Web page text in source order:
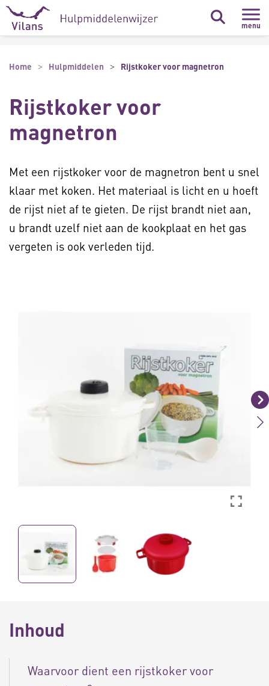
Naar hoofdinhoud
Naar footer
menu
Home Hulpmiddelen Rijstkoker voor magnetron
Rijstkoker voor
magnetron
Met een rijstkoker voor de magnetron bent u snel
klaar met koken. Het materiaal is licht en u hoeft
de rijst niet af te gieten. De rijst brandt niet aan,
u brandt uzelf niet aan de kookplaat en het gas
vergeten is ook verleden tijd.
Inhoud
Waarvoor dient een rijstkoker voor